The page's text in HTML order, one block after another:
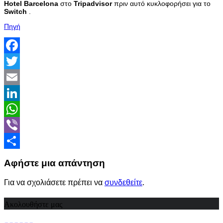
Hotel Barcelona στο Tripadvisorπριν αυτό κυκλοφορήσει για το
Switch
Πηγή
Facebook
Twitter
Email
LinkedIn
WhatsApp
Viber
Αφήστε μια απάντηση
Για να σχολιάσετε πρέπει να συνδεθείτε.
Ακολουθήστε μας